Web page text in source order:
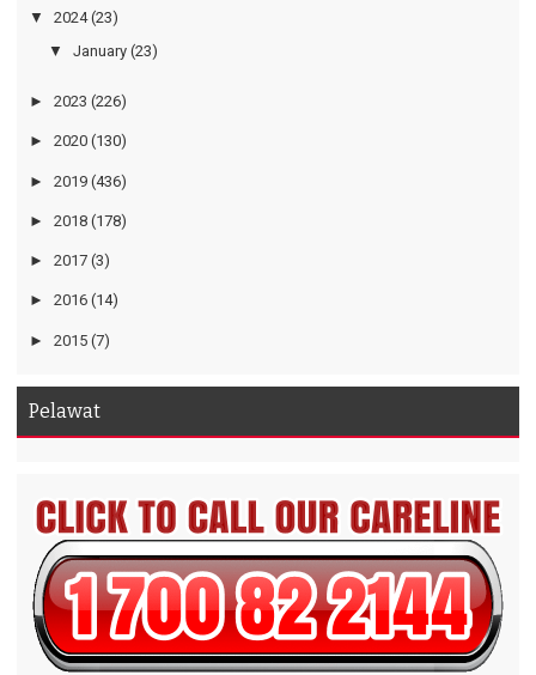
▼ 2024 (23)
▼
January (23)
► 2023 (226)
► 2020 (130)
► 2019 (436)
► 2018 (178)
► 2017 (3)
► 2016 (14)
► 2015 (7)
Pelawat